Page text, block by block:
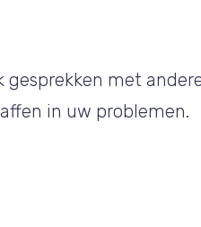
met
in uw problemen.